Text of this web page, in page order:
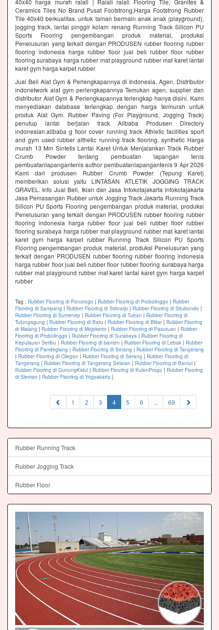
40x40 harga murah ralali | Ralali ralali Flooring Tile, Granites &
Ceramics Tiles No Brand Pusat Footstrong,Harga Footstrong Rubber
Tile 40x40 berkualitas. untuk taman bermain anak anak (playground),
jogging track, lantai pinggir kolam renang Running Track Silicon PU
Sports Flooring pengembangan produk material, produksi
Penelusuran yang terkait dengan PRODUSEN rubber flooring rubber
flooring indonesia harga rubber floor jual beli rubber floor rubber
flooring surabaya harga rubber mat playground rubber mat karet lantai
karet gym harga karpet rubber
Jual Beli Alat Gym & Perlengkapannya di Indonesia, Agen, Distributor
indonetwork alat gym perlengkapannya Temukan agen, supplier dan
distributor Alat Gym & Perlengkapannya terlengkap hanya disini. Kami
menyediakan database terlengkap dengan harga termurah untuk
produk Alat Gym. Rubber Paving (For Playground, Jogging Track)
penutup lantai berjalan track Alibaba Produsen Directory
indonesian.alibaba g floor cover running track Athletic facilities sport
and gym used rubber althetic running track flooring, synthetic Harga
murah 13 Mm Sintetis Lantai Karet Untuk Menjalankan Track Rubber
Crumb Powder tentang pembuatan lapangan tenis
pembuatanlapangantenis author pembuatanlapangantenis 9 Apr 2026
Kami dari produsen Rubber Crumb Powder (Tepung Karet)
memberikan solusi yaitu LINTASAN ATLETIK JOGGING TRACK
GRAVEL. Info Jual Beli, Iklan dan Jasa Infokotajakarta infokotajakarta
Jasa Pemasangan Rubber untuk Jogging Track Jakarta Running Track
Silicon PU Sports Flooring pengembangan produk material, produksi
Penelusuran yang terkait dengan PRODUSEN rubber flooring rubber
flooring indonesia harga rubber floor jual beli rubber floor rubber
flooring surabaya harga rubber mat playground rubber mat karet lantai
karet gym harga karpet rubber Running Track Silicon PU Sports
Flooring pengembangan produk material, produksi Penelusuran yang
terkait dengan PRODUSEN rubber flooring rubber flooring indonesia
harga rubber floor jual beli rubber floor rubber flooring surabaya harga
rubber mat playground rubber mat karet lantai karet gym harga karpet
rubber
Tag : Rubber Flooring di Ponorogo | Rubber Flooring di Probolinggo | Rubber
Flooring di Sampang | Rubber Flooring di Sidoarjo | Rubber Flooring di Situbondo |
Rubber Flooring di Sumenep | Rubber Flooring di Tuban | Rubber Flooring di
Tulungagung | Rubber Flooring di Batu | Rubber Flooring di Blitar| Rubber Flooring
di Malang | Rubber Flooring di Mojokerto | Rubber Flooring di Pasuruan | Rubber
Flooring di Probolinggo | Rubber Flooring di Surabaya | Rubber Flooring di
Kepulauan Seribu | Rubber Flooring di banten | Rubber Flooring di Lebak | Rubber
Flooring di Pandeglang | Rubber Flooring di Serang | Rubber Flooring di Tangerang
| Rubber Flooring di Cilegon | Rubber Flooring di Serang | Rubber Flooring di
Tangerang | Rubber Flooring di Tangerang Selatan | Rubber Flooring di Bantul |
Rubber Flooring di GunungKidul | Rubber Flooring di KulonProgo | Rubber Flooring
di Sleman | Rubber Flooring di Yogyakarta |
1 2 3 4(current)
5 6 ... 69
Rubber Running Track
Rubber Jogging Track
Rubber Floor